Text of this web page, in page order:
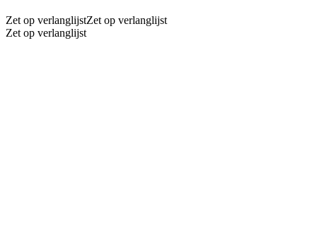
Zet op verlanglijstZet op verlanglijst
Zet op verlanglijst